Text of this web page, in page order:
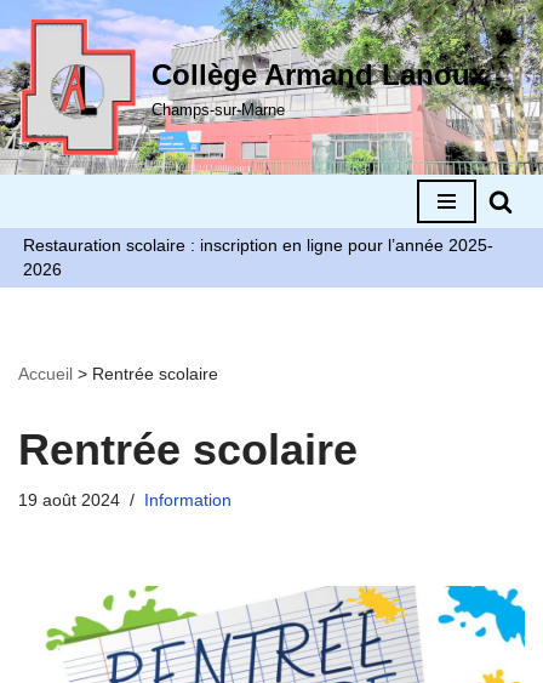
Aller
au
contenu
Collège Armand Lanoux
Champs-sur-Marne
Restauration scolaire : inscription en ligne pour l’année 2025-
2026
Accueil > Rentrée scolaire
Rentrée scolaire
19 août 2024 Information